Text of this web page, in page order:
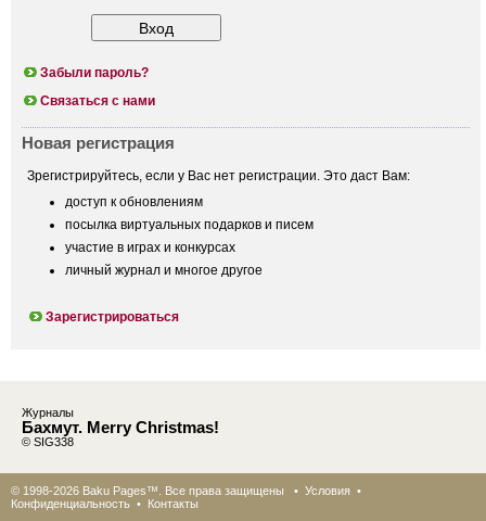
Забыли пароль?
Связаться с нами
Новая регистрация
Зрегистрируйтесь, если у Вас нет регистрации. Это даст Вам:
доступ к обновлениям
посылка виртуальных подарков и писем
участие в играх и конкурсах
личный журнал и многое другое
Зарегистрироваться
Журналы
Бахмут. Merry Christmas!
© SIG338
© 1998-2026 Baku Pages™. Все права защищены • Условия •
Конфиденциальность • Контакты